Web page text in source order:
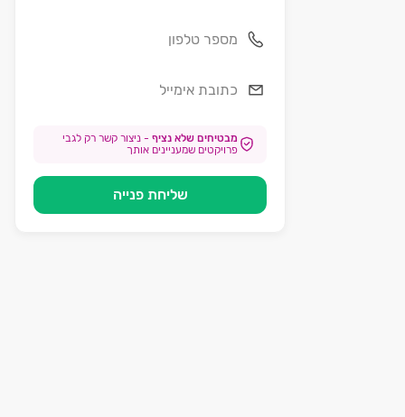
מבטיחים שלא נציף - ניצור קשר רק לגבי
פרויקטים שמעניינים אותך
שליחת פנייה